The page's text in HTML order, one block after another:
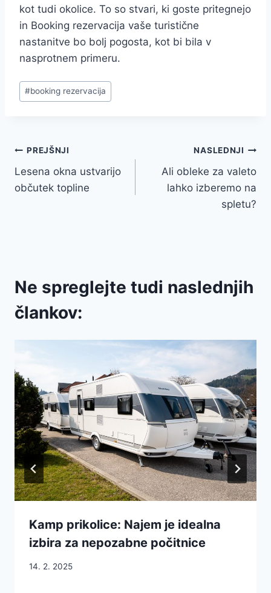
kot tudi okolice. To so stvari, ki goste pritegnejo
in Booking rezervacija vaše turistične
nastanitve bo bolj pogosta, kot bi bila v
nasprotnem primeru.
Post
Tags:
#booking rezervacija
Navigacija
prispevka
PREJŠNJI
Lesena okna ustvarijo
občutek topline
NASLEDNJI
Ali obleke za valeto
lahko izberemo na
spletu?
Ne spreglejte tudi naslednjih
člankov:
Kamp prikolice: Najem je idealna
izbira za nepozabne počitnice
14. 2. 2025